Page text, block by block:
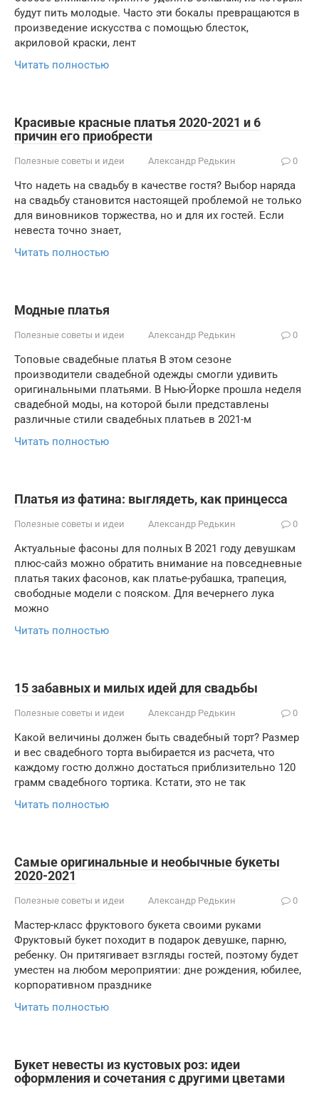
будут пить молодые. Часто эти бокалы превращаются в
произведение искусства с помощью блесток,
акриловой краски, лент
Читать полностью
Красивые красные платья 2020-2021 и 6
причин его приобрести
Полезные советы и идеи Александр Редькин 0
Что надеть на свадьбу в качестве гостя? Выбор наряда
на свадьбу становится настоящей проблемой не только
для виновников торжества, но и для их гостей. Если
невеста точно знает,
Читать полностью
Модные платья
Полезные советы и идеи Александр Редькин 0
Топовые свадебные платья В этом сезоне
производители свадебной одежды смогли удивить
оригинальными платьями. В Нью-Йорке прошла неделя
свадебной моды, на которой были представлены
различные стили свадебных платьев в 2021-м
Читать полностью
Платья из фатина: выглядеть, как принцесса
Полезные советы и идеи Александр Редькин 0
Актуальные фасоны для полных В 2021 году девушкам
плюс-сайз можно обратить внимание на повседневные
платья таких фасонов, как платье-рубашка, трапеция,
свободные модели с пояском. Для вечернего лука
можно
Читать полностью
15 забавных и милых идей для свадьбы
Полезные советы и идеи Александр Редькин 0
Какой величины должен быть свадебный торт? Размер
и вес свадебного торта выбирается из расчета, что
каждому гостю должно достаться приблизительно 120
грамм свадебного тортика. Кстати, это не так
Читать полностью
Самые оригинальные и необычные букеты
2020-2021
Полезные советы и идеи Александр Редькин 0
Мастер-класс фруктового букета своими руками
Фруктовый букет походит в подарок девушке, парню,
ребенку. Он притягивает взгляды гостей, поэтому будет
уместен на любом мероприятии: дне рождения, юбилее,
корпоративном празднике
Читать полностью
Букет невесты из кустовых роз: идеи
оформления и сочетания с другими цветами